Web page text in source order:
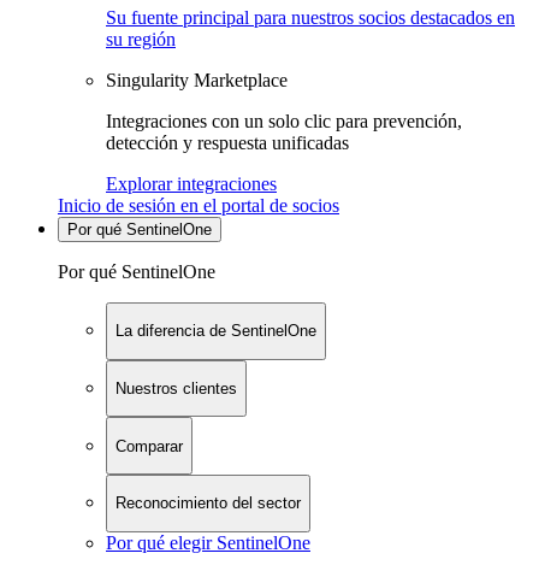
Su fuente principal para nuestros socios destacados en
su región
Singularity Marketplace
Integraciones con un solo clic para prevención,
detección y respuesta unificadas
Explorar integraciones
Inicio de sesión en el portal de socios
Por qué SentinelOne
Por qué SentinelOne
La diferencia de SentinelOne
Nuestros clientes
Comparar
Reconocimiento del sector
Por qué elegir SentinelOne